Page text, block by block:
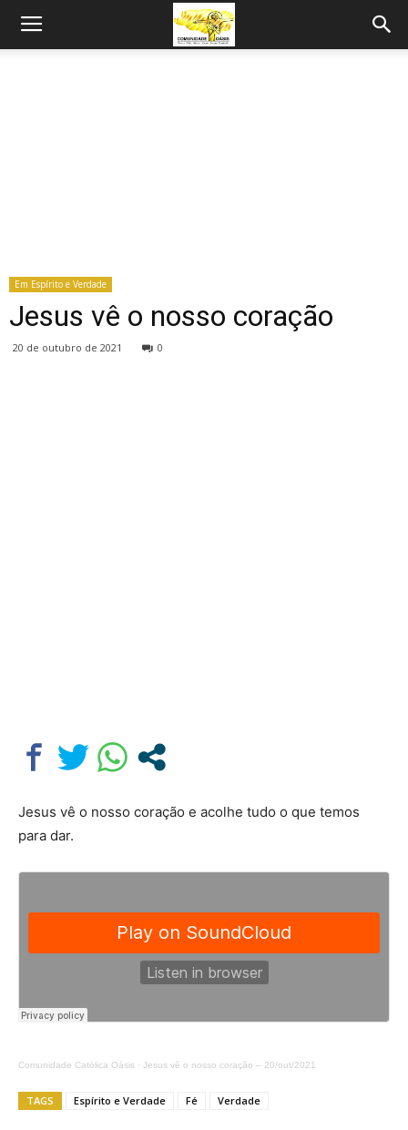
Em Espírito e Verdade
Jesus vê o nosso coração
20 de outubro de 2021 0
Jesus vê o nosso coração e acolhe tudo o que temos
para dar.
Comunidade Católica Oásis · Jesus vê o nosso coração – 20/out/2021
TAGS Espírito e Verdade Fé Verdade